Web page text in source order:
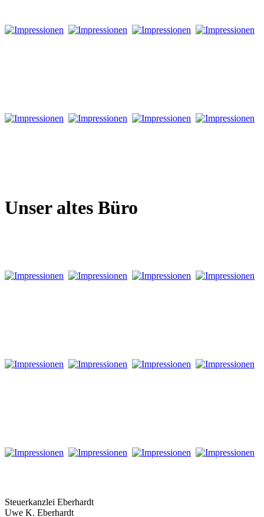
Unser altes Büro
Steuerkanzlei Eberhardt
Uwe K. Eberhardt